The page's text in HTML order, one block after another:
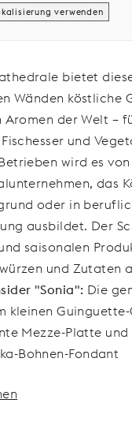
verwenden
bietet
Wänden köstliche
der Welt –
und
wird es
das
oder in
ausbildet. Der
saisonalen
und Zutaten
"Sonia": Die
kleinen
Mezze-Platte und
Bohnen-Fondant